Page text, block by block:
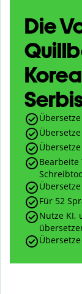
Die
Für 52
Nutze KI,